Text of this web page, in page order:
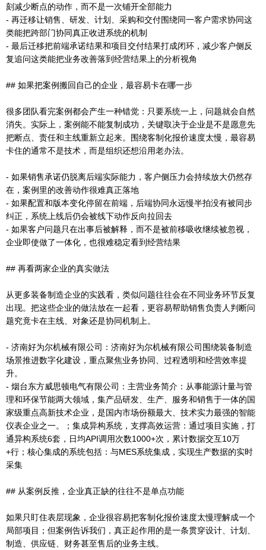
刻减少断点的动作，而不是一次铺开全部能力
- 再迁移让销售、研发、计划、采购和交付围绕同一客户需求协同这
类能把跨部门协同真正收进系统的机制
- 最后迁移把前端承诺结果和项目交付结果打成闭环，减少客户侧反
复追问这类能把业务改善落到经营结果上的分析视角
## 如果把案例搬回自己的企业，最容易卡在哪一步
很多团队看完案例都会产生一种错觉：只要系统一上，问题就会自然
消失。实际上，案例能不能复制成功，关键取决于企业是不是愿意先
把断点、责任和主线重新立起来。围绕客制化报价速度太慢，最容易
卡住的通常不是技术，而是组织还想沿用老办法。
- 如果销售承诺仍脱离后端实际能力，客户侧压力会持续放大仍然存
在，案例里的改善动作很难真正落地
- 如果配置和版本变化停留在前端，后端协同永远慢半拍没有被同步
纠正，系统上线后仍会被线下动作反向拉回去
- 如果客户问题只在出事后被解释，而不是被前移吸收继续被忽视，
企业即使做了一体化，也很难稳定看到经营结果
## 再看两家企业的真实做法
从更多装备制造企业的实践看，类似问题往往会在不同业务环节反复
出现。把这些企业的做法放在一起看，更容易帮助销售负责人判断问
题究竟卡在主线、对象还是协同机制上。
- 济南好为尔机械有限公司：济南好为尔机械有限公司围绕装备制造
场景推进数字化建设，重点聚焦业务协同、过程透明和经营效率提
升。
- 烟台东方威思顿电气有限公司：主营业务简介：从事能源计量与管
理和环保节能两大领域，集产品研发、生产、服务和销售于一体的国
家级重点高新技术企业，是国内市场份额最大、技术实力最强的智能
仪表企业之一。；集成异构系统，支撑高效运营：通过项目实施，打
通异构系统6套，日均API调用次数1000+次，累计数据交互10万
+行；核心集成的系统包括：与MES系统集成，实现生产数据的实时
采集
## 从案例反推，企业真正缺的往往不是单点功能
如果只盯住表层现象，企业很容易把客制化报价速度太慢理解成一个
局部项目；但案例告诉我们，真正起作用的是一条贯穿设计、计划、
制造、供应链、财务甚至售后的业务主线。